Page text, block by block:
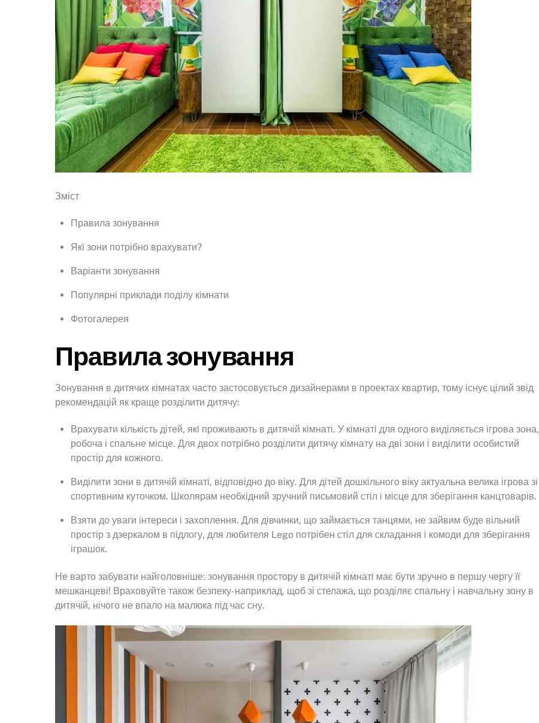
Зміст
Правила зонування
Які зони потрібно врахувати?
Варіанти зонування
Популярні приклади поділу кімнати
Фотогалерея
Правила зонування
Зонування в дитячих кімнатах часто застосовується дизайнерами в проектах квартир, тому існує цілий звід
рекомендацій як краще розділити дитячу:
Врахувати кількість дітей, які проживають в дитячій кімнаті. У кімнаті для одного виділяється ігрова зона,
робоча і спальне місце. Для двох потрібно розділити дитячу кімнату на дві зони і виділити особистий
простір для кожного.
Виділити зони в дитячій кімнаті, відповідно до віку. Для дітей дошкільного віку актуальна велика ігрова зі
спортивним куточком. Школярам необхідний зручний письмовий стіл і місце для зберігання канцтоварів.
Взяти до уваги інтереси і захоплення. Для дівчинки, що займається танцями, не зайвим буде вільний
простір з дзеркалом в підлогу, для любителя Lego потрібен стіл для складання і комоди для зберігання
іграшок.
Не варто забувати найголовніше: зонування простору в дитячій кімнаті має бути зручно в першу чергу її
мешканцеві! Враховуйте також безпеку-наприклад, щоб зі стелажа, що розділяє спальну і навчальну зону в
дитячій, нічого не впало на малюка під час сну.